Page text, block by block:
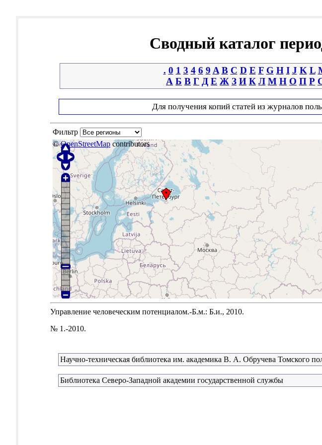
Сводный каталог
. 0 1 3 4 6 9 A B C D E F G H I J K L
А Б В Г Д Е Ж З И К Л М Н О П Р
Для получения копий статей из журналов
Фильтр
©OpenStreetMap contributors
Управление человеческим потенциалом.-Б.м.: Б.и., 2010.
№ 1.-2010.
Научно-техническая библиотека им. академика В. А. Обручева Томского
Библиотека Северо-Западной академии государственной службы